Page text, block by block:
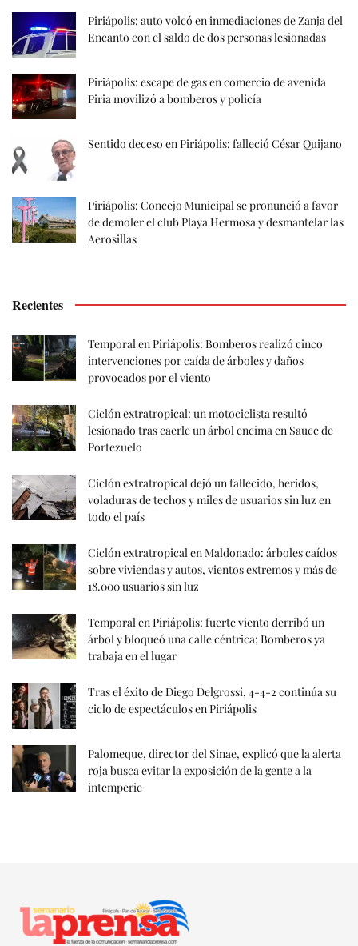
Piriápolis: auto volcó en inmediaciones de Zanja del
Encanto con el saldo de dos personas lesionadas
Piriápolis: escape de gas en comercio de avenida
Piria movilizó a bomberos y policía
Sentido deceso en Piriápolis: falleció César Quijano
Piriápolis: Concejo Municipal se pronunció a favor
de demoler el club Playa Hermosa y desmantelar las
Aerosillas
Recientes
Temporal en Piriápolis: Bomberos realizó cinco
intervenciones por caída de árboles y daños
provocados por el viento
Ciclón extratropical: un motociclista resultó
lesionado tras caerle un árbol encima en Sauce de
Portezuelo
Ciclón extratropical dejó un fallecido, heridos,
voladuras de techos y miles de usuarios sin luz en
todo el país
Ciclón extratropical en Maldonado: árboles caídos
sobre viviendas y autos, vientos extremos y más de
18.000 usuarios sin luz
Temporal en Piriápolis: fuerte viento derribó un
árbol y bloqueó una calle céntrica; Bomberos ya
trabaja en el lugar
Tras el éxito de Diego Delgrossi, 4-4-2 continúa su
ciclo de espectáculos en Piriápolis
Palomeque, director del Sinae, explicó que la alerta
roja busca evitar la exposición de la gente a la
intemperie